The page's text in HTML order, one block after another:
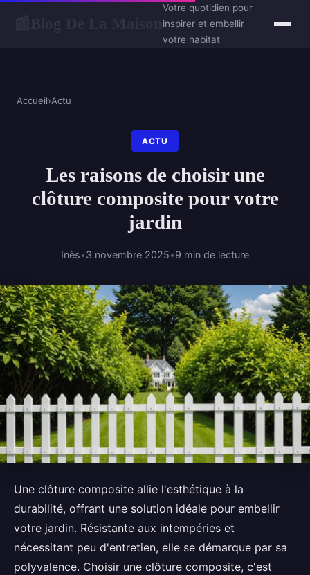
Votre quotidien pour
inspirer et embellir
votre habitat
Accueil›Actu
ACTU
Les raisons de choisir une
clôture composite pour votre
jardin
Inès•3 novembre 2025•9 min de lecture
Une clôture composite allie l'esthétique à la
durabilité, offrant une solution idéale pour embellir
votre jardin. Résistante aux intempéries et
nécessitant peu d'entretien, elle se démarque par sa
polyvalence. Choisir une clôture composite, c'est